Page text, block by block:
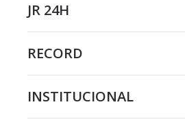
JR 24H
RECORD
INSTITUCIONAL